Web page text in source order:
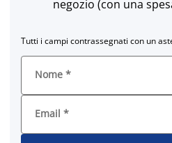
negozio (con una
Tutti i campi contrassegnati con un
Nome *
Email *